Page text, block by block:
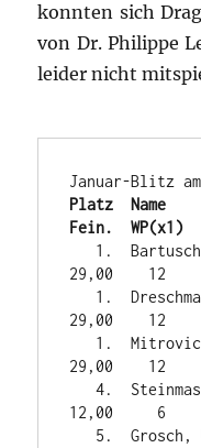
konnten sich
von Dr. Philippe
leider nicht
Platz  Name
Fein.  WP(x1)
29,00    12
29,00    12
29,00    12
   4.  Steinmassl, Guido        5,0
12,00     6